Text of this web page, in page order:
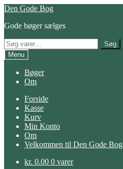
Spring
navigation
Spring
indhold
Den Gode Bog
Gode bøger sælges
Søg
efter:
Søg
Menu
Bøger
Om
Forside
Kasse
Kurv
Min Konto
Om
Velkommen til Den Gode Bog
kr. 0.00 0 varer